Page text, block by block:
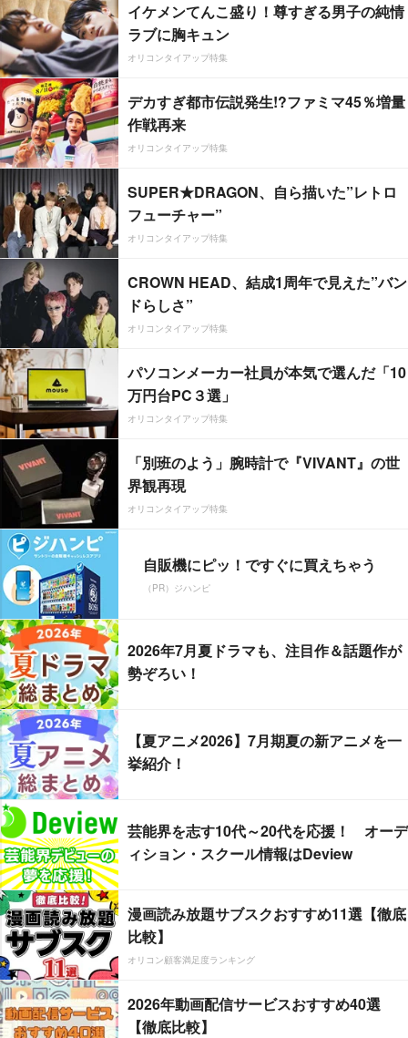
イケメンてんこ盛り！尊すぎる男子の純情
ラブに胸キュン
オリコンタイアップ特集
デカすぎ都市伝説発生!?ファミマ45％増量
作戦再来
オリコンタイアップ特集
SUPER★DRAGON、自ら描いた”レトロ
フューチャー”
オリコンタイアップ特集
CROWN HEAD、結成1周年で見えた”バン
ドらしさ”
オリコンタイアップ特集
パソコンメーカー社員が本気で選んだ「10
万円台PC３選」
オリコンタイアップ特集
「別班のよう」腕時計で『VIVANT』の世
界観再現
オリコンタイアップ特集
自販機にピッ！ですぐに買えちゃう
（PR）ジハンピ
2026年7月夏ドラマも、注目作＆話題作が
勢ぞろい！
【夏アニメ2026】7月期夏の新アニメを一
挙紹介！
芸能界を志す10代～20代を応援！ オーデ
ィション・スクール情報はDeview
漫画読み放題サブスクおすすめ11選【徹底
比較】
オリコン顧客満足度ランキング
2026年動画配信サービスおすすめ40選
【徹底比較】